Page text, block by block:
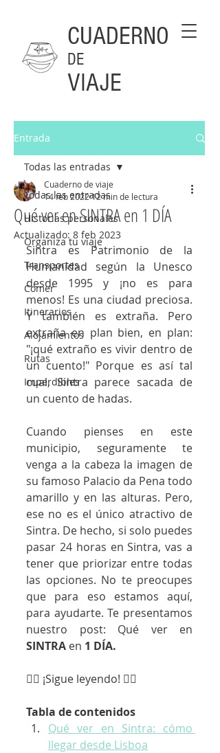
CUADERNO
DE
VIAJE
Entrada
Todas las entradas
Historias personales
Organiza tu viaje
Transportes
Comer
Itinerarios
Alojamientos
Rutas
Imperdibles
Todas las entradas
Qué ver en SINTRA en 1 DÍA
Cuaderno de viaje
14 feb 202212 min de lectura
Actualizado: 8 feb 2023
Sintra es Patrimonio de la
Humanidad según la Unesco
desde 1995 y ¡no es para
menos! Es una ciudad preciosa.
Y también es extraña. Pero
extraña en plan bien, en plan:
"¡qué extraño es vivir dentro de
un cuento!" Porque es así tal
cual, Sintra parece sacada de
un cuento de hadas.
Cuando pienses en este
municipio, seguramente te
venga a la cabeza la imagen de
su famoso Palacio da Pena todo
amarillo y en las alturas. Pero,
ese no es el único atractivo de
Sintra. De hecho, si solo puedes
pasar 24 horas en Sintra, vas a
tener que priorizar entre todas
las opciones. No te preocupes
que para eso estamos aquí,
para ayudarte. Te presentamos
SINTRA en 1 DÍA.
👇🏼 ¡Sigue leyendo! 👇🏼
Tabla de contenidos
Qué ver en Sintra: cómo
llegar desde Lisboa